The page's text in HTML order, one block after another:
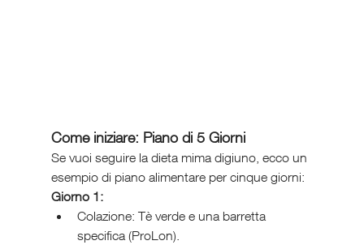
Come iniziare: Piano di 5 Giorni
Se vuoi seguire la dieta mima digiuno, ecco un
esempio di piano alimentare per cinque giorni:
Giorno 1:
Colazione: Tè verde e una barretta
specifica (ProLon).